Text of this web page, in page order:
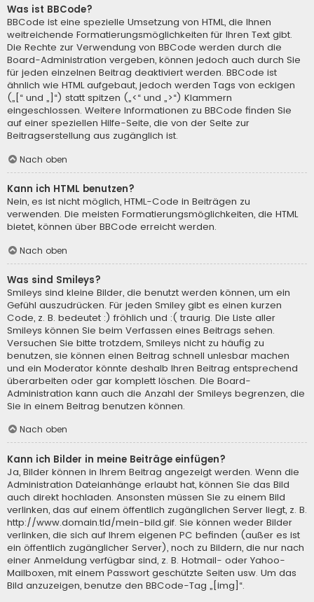
Was ist BBCode?
BBCode ist eine spezielle Umsetzung von HTML, die Ihnen
weitreichende Formatierungsmöglichkeiten für Ihren Text gibt.
Die Rechte zur Verwendung von BBCode werden durch die
Board-Administration vergeben, können jedoch auch durch Sie
für jeden einzelnen Beitrag deaktiviert werden. BBCode ist
ähnlich wie HTML aufgebaut, jedoch werden Tags von eckigen
(„[“ und „]“) statt spitzen („<“ und „>“) Klammern
eingeschlossen. Weitere Informationen zu BBCode finden Sie
auf einer speziellen Hilfe-Seite, die von der Seite zur
Beitragserstellung aus zugänglich ist.
Nach oben
Kann ich HTML benutzen?
Nein, es ist nicht möglich, HTML-Code in Beiträgen zu
verwenden. Die meisten Formatierungsmöglichkeiten, die HTML
bietet, können über BBCode erreicht werden.
Nach oben
Was sind Smileys?
Smileys sind kleine Bilder, die benutzt werden können, um ein
Gefühl auszudrücken. Für jeden Smiley gibt es einen kurzen
Code, z. B. bedeutet :) fröhlich und :( traurig. Die Liste aller
Smileys können Sie beim Verfassen eines Beitrags sehen.
Versuchen Sie bitte trotzdem, Smileys nicht zu häufig zu
benutzen, sie können einen Beitrag schnell unlesbar machen
und ein Moderator könnte deshalb Ihren Beitrag entsprechend
überarbeiten oder gar komplett löschen. Die Board-
Administration kann auch die Anzahl der Smileys begrenzen, die
Sie in einem Beitrag benutzen können.
Nach oben
Kann ich Bilder in meine Beiträge einfügen?
Ja, Bilder können in Ihrem Beitrag angezeigt werden. Wenn die
Administration Dateianhänge erlaubt hat, können Sie das Bild
auch direkt hochladen. Ansonsten müssen Sie zu einem Bild
verlinken, das auf einem öffentlich zugänglichen Server liegt, z. B.
http://www.domain.tld/mein-bild.gif. Sie können weder Bilder
verlinken, die sich auf Ihrem eigenen PC befinden (außer es ist
ein öffentlich zugänglicher Server), noch zu Bildern, die nur nach
einer Anmeldung verfügbar sind, z. B. Hotmail- oder Yahoo-
Mailboxen, mit einem Passwort geschützte Seiten usw. Um das
Bild anzuzeigen, benutze den BBCode-Tag „[img]“.